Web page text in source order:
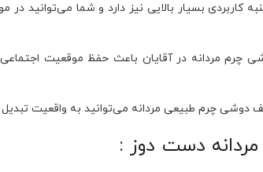
کاربردی بسیار بالایی نیز دارد و شما می‌توانید
چرم مردانه در آقایان باعث حفظ موقعیت
دوشی چرم طبیعی مردانه می‌توانید به واقعیت تبدیل
دست دوز :